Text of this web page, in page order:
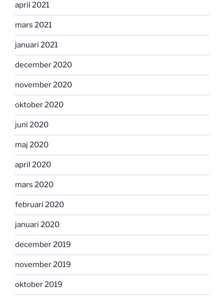
april 2021
mars 2021
januari 2021
december 2020
november 2020
oktober 2020
juni 2020
maj 2020
april 2020
mars 2020
februari 2020
januari 2020
december 2019
november 2019
oktober 2019